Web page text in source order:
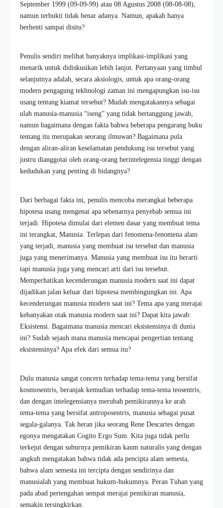
September 1999 (09-09-99) atau 08 Agustus 2008 (08-08-08),
namun terbukti tidak benar adanya. Namun, apakah hanya
berhenti sampai disitu?
Penulis sendiri melihat banyaknya implikasi-implikasi yang
menarik untuk didiskusikan lebih lanjut. Pertanyaan yang timbul
selanjutnya adalah, secara aksiologis, untuk apa orang-orang
modern pengagung tekhnologi zaman ini mengapungkan isu-isu
usang tentang kiamat tersebut? Mudah mengatakannya sebagai
ulah manusia-manusia “iseng” yang tidak bertanggung jawab,
namun bagaimana dengan fakta bahwa beberapa pengarang buku
tentang itu merupakan seorang ilmuwan? Bagaimana pula
dengan aliran-aliran keselamatan pendukung isu tersebut yang
justru dianggotai oleh orang-orang berintelegensia tinggi dengan
kedudukan yang penting di bidangnya?
Dari berbagai fakta ini, penulis mencoba merangkai beberapa
hipotesa usang mengenai apa sebenarnya penyebab semua ini
terjadi. Hipotesa dimulai dari elemen dasar yang membuat tema
ini terangkat, Manusia. Terlepas dari fenomena-fenomena alam
yang terjadi, manusia yang membuat isu tersebut dan manusia
juga yang menerimanya. Manusia yang membuat isu itu berarti
tapi manusia juga yang mencari arti dari isu tersebut.
Memperhatikan kecenderungan manusia modern saat ini dapat
dijadikan jalan keluar dari hipotesa membingungkan ini. Apa
kecenderungan manusia modern saat ini? Tema apa yang merajai
kebanyakan otak manusia modern saat ini? Dapat kita jawab:
Eksistensi. Bagaimana manusia mencari eksistensinya di dunia
ini? Sudah sejauh mana manusia mencapai pengertian tentang
eksistensinya? Apa efek dari semua itu?
Dulu manusia sangat concern terhadap tema-tema yang bersifat
kosmosentris, beranjak kemudian terhadap tema-tema teosentris,
dan dengan intelegensianya merubah pemikirannya ke arah
tema-tema yang bersifat antroposentris, manusia sebagai pusat
segala-galanya. Tak heran jika seorang Rene Descartes dengan
egonya mengatakan Cogito Ergo Sum. Kita juga tidak perlu
terkejut dengan suburnya pemikiran kaum naturalis yang dengan
angkuh mengatakan bahwa tidak ada pencipta alam semesta,
bahwa alam semesta ini tercipta dengan sendirinya dan
manusialah yang membuat hukum-hukumnya. Peran Tuhan yang
pada abad pertengahan sempat merajai pemikiran manusia,
semakin tersingkirkan.